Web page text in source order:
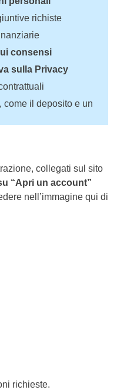
richiste
consensi
sulla Privacy
, come il deposito e un
collegati sul sito
“Apri un account”
nell’immagine qui di
richieste.